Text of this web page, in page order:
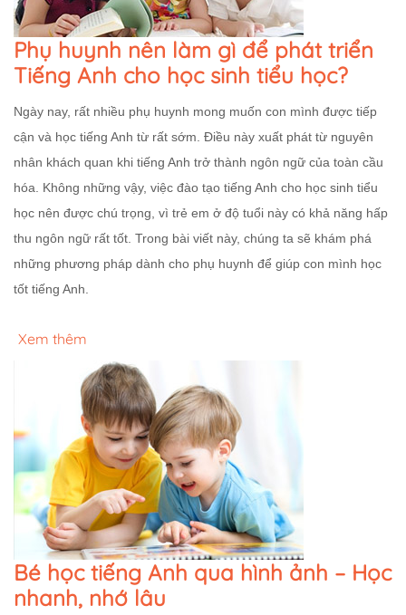
Phụ huynh nên làm gì để phát triển
Tiếng Anh cho học sinh tiểu học?
Ngày nay, rất nhiều phụ huynh mong muốn con mình được tiếp
cận và học tiếng Anh từ rất sớm. Điều này xuất phát từ nguyên
nhân khách quan khi tiếng Anh trở thành ngôn ngữ của toàn cầu
hóa. Không những vậy, việc đào tạo tiếng Anh cho học sinh tiểu
học nên được chú trọng, vì trẻ em ở độ tuổi này có khả năng hấp
thu ngôn ngữ rất tốt. Trong bài viết này, chúng ta sẽ khám phá
những phương pháp dành cho phụ huynh để giúp con mình học
tốt tiếng Anh.
Xem thêm
Bé học tiếng Anh qua hình ảnh – Học
nhanh, nhớ lâu